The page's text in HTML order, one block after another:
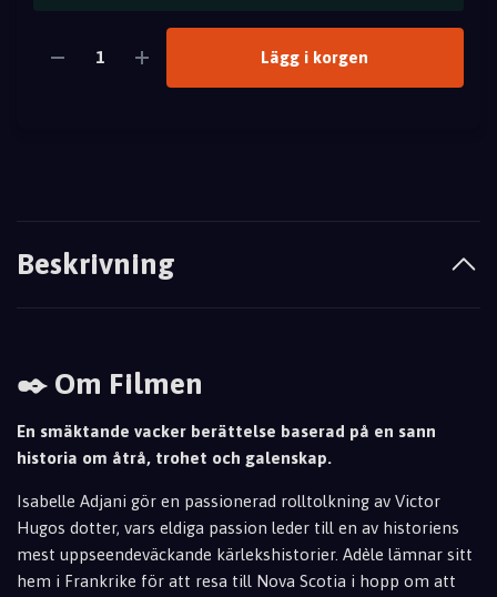
Lägg i korgen
Beskrivning
✒️ Om Filmen
En smäktande vacker berättelse baserad på en sann
historia om åtrå, trohet och galenskap.
Isabelle Adjani gör en passionerad rolltolkning av Victor
Hugos dotter, vars eldiga passion leder till en av historiens
mest uppseendeväckande kärlekshistorier. Adèle lämnar sitt
hem i Frankrike för att resa till Nova Scotia i hopp om att